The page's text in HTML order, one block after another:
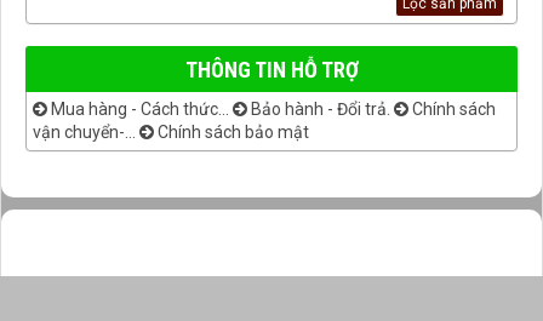
THÔNG TIN HỖ TRỢ
Mua hàng - Cách thức... Bảo hành - Đổi trả.
Chính sách
vận chuyển-...
Chính sách bảo mật